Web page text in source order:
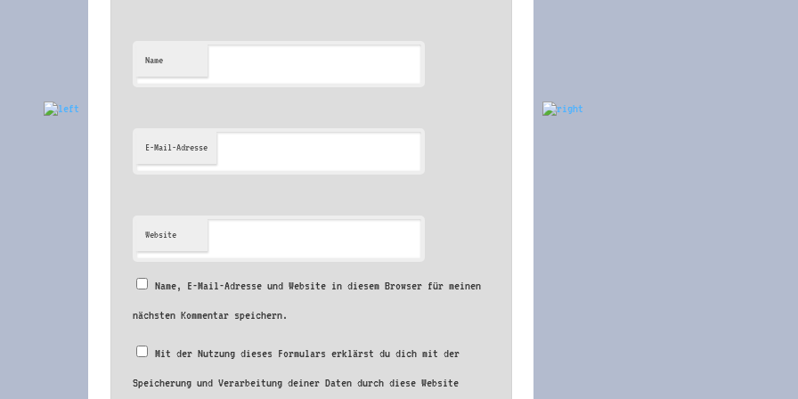
Name
E-Mail-Adresse
Website
Name, E-Mail-Adresse und Website in diesem Browser für meinen
nächsten Kommentar speichern.
Mit der Nutzung dieses Formulars erklärst du dich mit der
Speicherung und Verarbeitung deiner Daten durch diese Website